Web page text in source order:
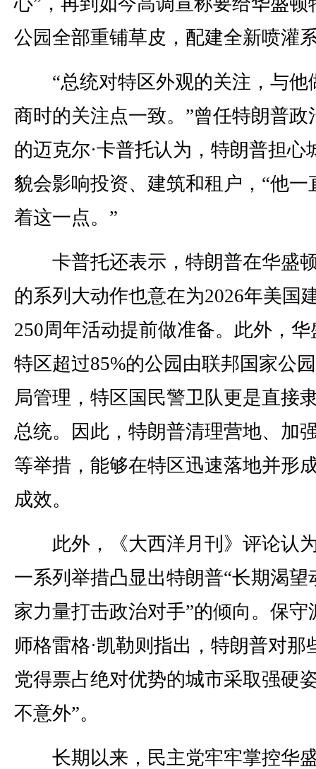
公园全部重铺草皮，配建全新喷灌
“总统对特区外观的关注，与他
商时的关注点一致。”曾任特朗普政
的迈克尔·卡普托认为，特朗普担心
貌会影响投资、建筑和租户，“他一
着这一点。”
卡普托还表示，特朗普在华盛
的系列大动作也意在为2026年美国
250周年活动提前做准备。此外，华
特区超过85%的公园由联邦国家公
局管理，特区国民警卫队更是直接
总统。因此，特朗普清理营地、加
等举措，能够在特区迅速落地并形
成效。
此外，《大西洋月刊》评论认
一系列举措凸显出特朗普“长期渴望
家力量打击政治对手”的倾向。保守
师格雷格·凯勒则指出，特朗普对那
党得票占绝对优势的城市采取强硬
不意外”。
长期以来，民主党牢牢掌控华